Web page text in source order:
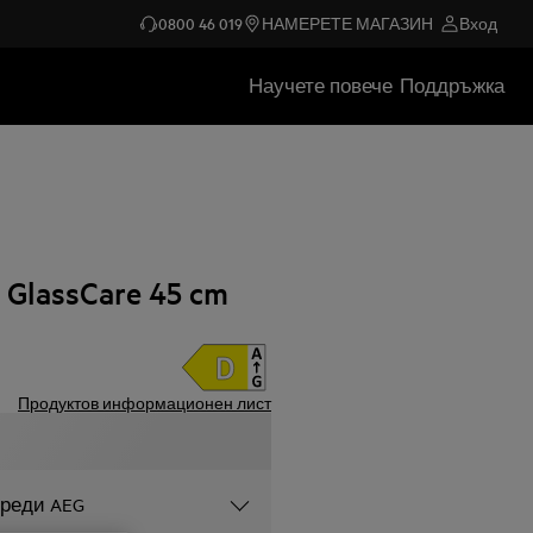
0800 46 019 НАМЕРЕТЕ МАГАЗИН Вход
Научете повече Поддръжка
45 cm
Продуктов информационен лист
AEG